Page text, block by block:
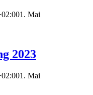
1. Mai
2023
1. Mai